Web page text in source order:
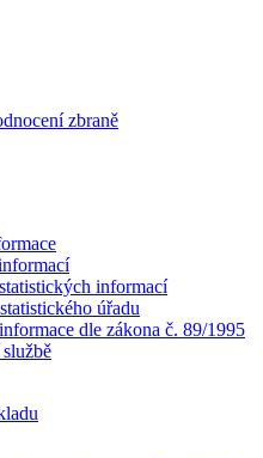
zbraně
informací
úřadu
dle zákona č. 89/1995